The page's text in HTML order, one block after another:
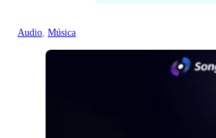
Audio, Música